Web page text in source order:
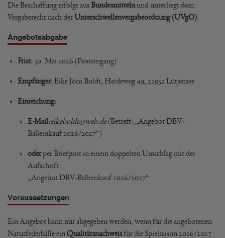
Die Beschaffung erfolgt ausBundesmittelnund unterliegt dem
Vergaberecht nach derUnterschwellenvergabeordnung (UVgO)
Angebotsabgabe
Frist: 30. Mai 2026 (Posteingang)
Empfänger: Eike Jörn Boldt, Heideweg 49, 22952 Lütjensee
Einreichung:
E-Mail:eikeboldt@web.de(Betreff: „Angebot DBV-
Balleinkauf 2026/2027“)
oderper Briefpost in einem doppelten Umschlag mit der
Aufschrift
„Angebot DBV-Balleinkauf 2026/2027“
Voraussetzungen
Ein Angebot kann nur abgegeben werden, wenn für die angebotenen
Naturfederbälle ein Qualitätsnachweisfür die Spielsaison 2026/2027